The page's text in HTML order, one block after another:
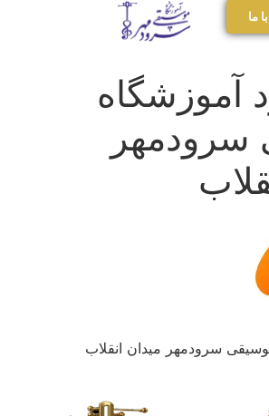
ما
آموزشگاه
سرودمهر میدان انقلاب